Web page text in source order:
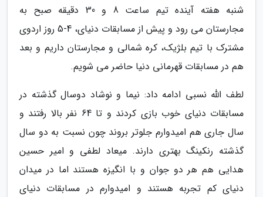
شنبه هفته آینده تیم ساعت 8 و 30 دقیقه صبح به
مجارستان می رود و پیش از مسابقات دنیای، 4-5 روز اردوی
مشترک با تیم بلژیک، کره شمالی و مجارستان داریم و بعد
هم در مسابقات قهرمانی دنیا حاضر می شویم.
لطف الله نسبی ادامه داد: نیما و نوشاد دوسال گذشته در
مسابقات دنیای خوب بازی کردند و تا 64 نفر بالا رفتند و
سال جاری هم امیدوارم جلوتر بروند چون نسبت به دو سال
گذشته رنکینگ بهتری دارند. میعاد لطفی و امیر حسین
هدایی هم هر دو جوان و با انگیزه هستند اما در میدان
دنیای کم تجربه هستند و امیدوارم در مسابقات دنیای